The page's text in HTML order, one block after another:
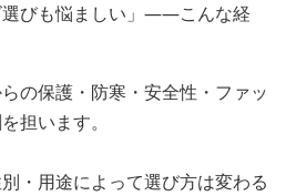
選びも悩ましい」——こんな経
の保護・防寒・安全性・ファッ
担います。
・用途によって選び方は変わる